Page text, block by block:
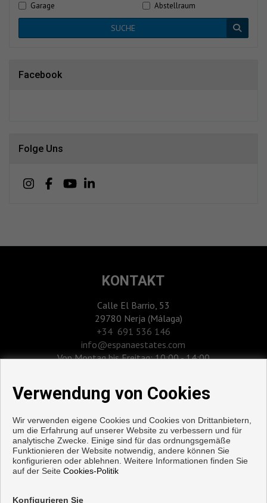
Garage
Abstellraum
SUCHE
Facebook
Folge Uns
KONTAKT
Calle El Barrio, 53
29780 Nerja (Málaga)
‎+34 691 536 146
info@espanaestates.com
Von Montag bis Freitag: 10:00 - 14:00
Verwendung von Cookies
Wir verwenden eigene Cookies und Cookies von Drittanbietern,
um die Erfahrung auf unserer Website zu verbessern und für
analytische Zwecke. Einige sind für das ordnungsgemäße
Funktionieren der Website notwendig, andere können Sie
konfigurieren oder ablehnen. Weitere Informationen finden Sie
auf der Seite Cookies-Politik
Konfigurieren Sie